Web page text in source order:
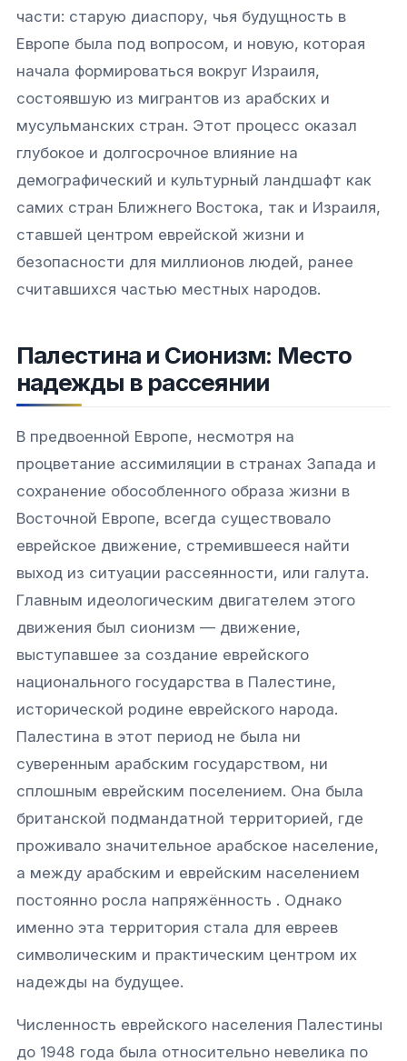
части: старую диаспору, чья будущность в
Европе была под вопросом, и новую, которая
начала формироваться вокруг Израиля,
состоявшую из мигрантов из арабских и
мусульманских стран. Этот процесс оказал
глубокое и долгосрочное влияние на
демографический и культурный ландшафт как
самих стран Ближнего Востока, так и Израиля,
ставшей центром еврейской жизни и
безопасности для миллионов людей, ранее
считавшихся частью местных народов.
Палестина и Сионизм: Место
надежды в рассеянии
В предвоенной Европе, несмотря на
процветание ассимиляции в странах Запада и
сохранение обособленного образа жизни в
Восточной Европе, всегда существовало
еврейское движение, стремившееся найти
выход из ситуации рассеянности, или галута.
Главным идеологическим двигателем этого
движения был сионизм — движение,
выступавшее за создание еврейского
национального государства в Палестине,
исторической родине еврейского народа.
Палестина в этот период не была ни
суверенным арабским государством, ни
сплошным еврейским поселением. Она была
британской подмандатной территорией, где
проживало значительное арабское население,
а между арабским и еврейским населением
постоянно росла напряжённость . Однако
именно эта территория стала для евреев
символическим и практическим центром их
надежды на будущее.
Численность еврейского населения Палестины
до 1948 года была относительно невелика по